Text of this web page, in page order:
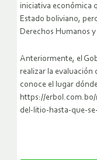
iniciativa económica
Estado boliviano,
Derechos Humanos
Anteriormente, el
realizar la
conoce el lugar
https://
del-litio-hasta-que-